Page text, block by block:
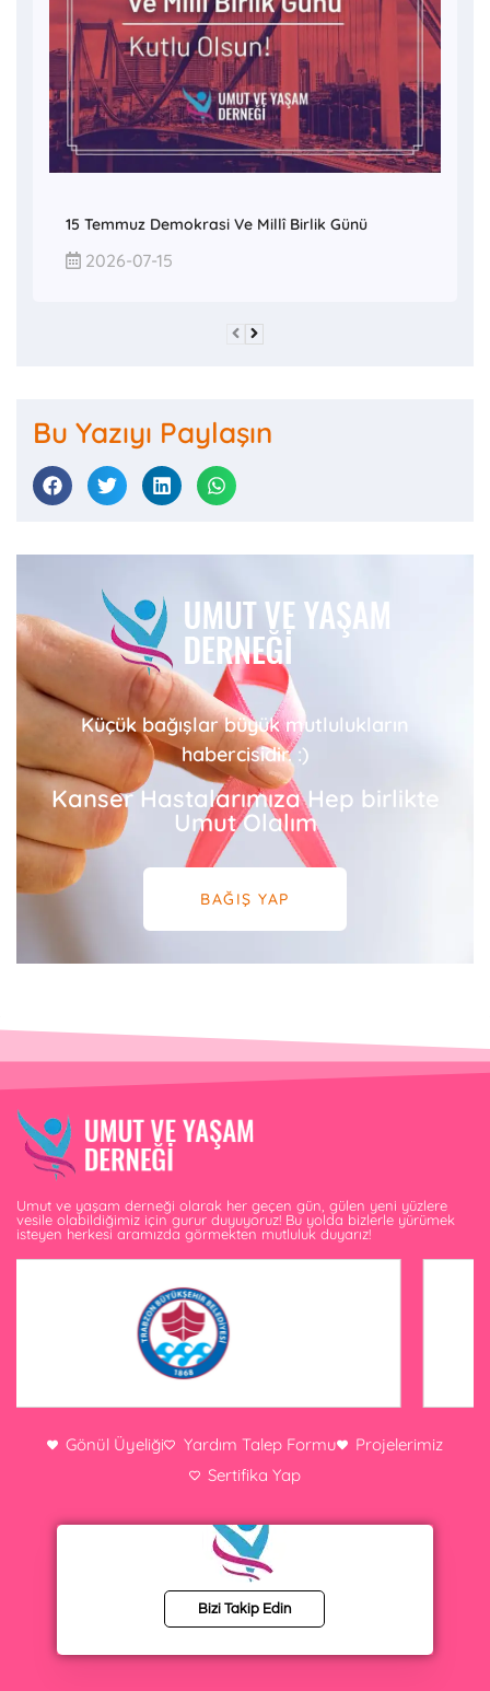
15 Temmuz Demokrasi Ve Millî Birlik Günü
2026-07-15
Bu Yazıyı Paylaşın
Küçük bağışlar büyük mutlulukların
habercisidir. :)
Kanser Hastalarımıza Hep birlikte
Umut Olalım
BAĞIŞ YAP
Umut ve yaşam derneği olarak her geçen gün, gülen yeni yüzlere
vesile olabildiğimiz için gurur duyuyoruz! Bu yolda bizlerle yürümek
isteyen herkesi aramızda görmekten mutluluk duyarız!
Gönül Üyeliği Yardım Talep Formu
Projelerimiz
Sertifika Yap
Bizi Takip Edin